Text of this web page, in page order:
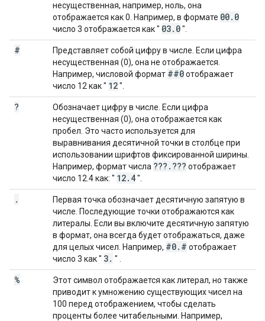
несущественная, например, ноль, она
отображается как 0. Например, в формате 00. 0
число 3 отображается как " 03. 0".
#
Представляет собой цифру в числе. Если цифра
несущественная (0), она не отображается.
Например, числовой формат ##0отображает
число 12 как " 12".
?
Обозначает цифру в числе. Если цифра
несущественная (0), она отображается как
пробел. Это часто используется для
выравнивания десятичной точки в столбце при
использовании шрифтов фиксированной ширины.
Например, формат числа ??? . ??? отображает
число 12.4 как: " 12. 4".
.
Первая точка обозначает десятичную запятую в
числе. Последующие точки отображаются как
литералы. Если вы включите десятичную запятую
в формат, она всегда будет отображаться, даже
для целых чисел. Например, #0. # отображает
число 3 как " 3. " .
%
Этот символ отображается как литерал, но также
приводит к умножению существующих чисел на
100 перед отображением, чтобы сделать
проценты более читабельными. Например,